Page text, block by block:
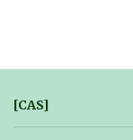
[CAS]